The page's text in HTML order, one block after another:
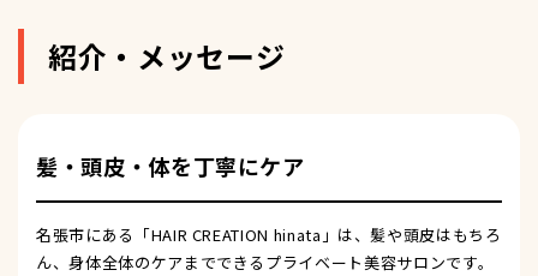
紹介・メッセージ
髪・頭皮・体を丁寧にケア
名張市にある「HAIR CREATION hinata」は、髪や頭皮はもちろ
ん、身体全体のケアまでできるプライベート美容サロンです。